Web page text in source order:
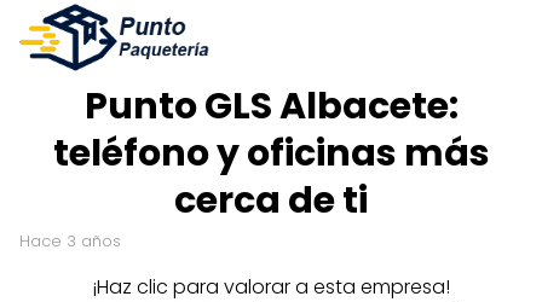
Punto GLS Albacete:
teléfono y oficinas más
cerca de ti
hace 3 años
¡Haz clic para valorar a esta empresa!